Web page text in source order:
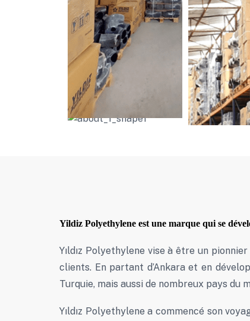
Yildiz Polyethylene est une marque qui se
Yıldız Polyethylene vise à être un
clients. En partant d’Ankara et en
Turquie, mais aussi de nombreux pays du
Yıldız Polyethylene a commencé son